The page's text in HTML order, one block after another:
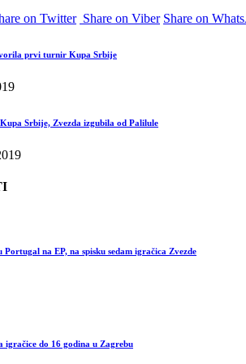
on Twitter Share on Viber Share on
prvi turnir Kupa Srbije
Srbije, Zvezda izgubila od Palilule
na EP, na spisku sedam igračica Zvezde
igračice do 16 godina u Zagrebu